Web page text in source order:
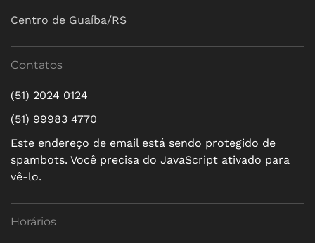
Centro de Guaíba/RS
Contatos
(51) 2024 0124
(51) 99983 4770
Este endereço de email está sendo protegido de
spambots. Você precisa do JavaScript ativado para
vê-lo.
Horários